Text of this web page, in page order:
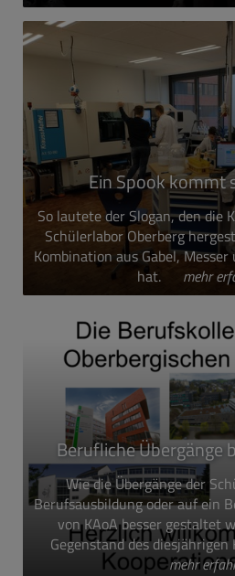
Ein Spook kommt
So lautete der Slogan, den die
Schülerlabor Oberberg
Kombination aus Gabel,
hat.
mehr
Berufliche Übergänge
Wie die Übergänge der
Berufsausbildung oder auf ein
von KAoA besser gestaltet
Gegenstand des
mehr